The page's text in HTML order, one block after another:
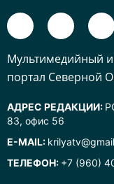
Mультимедийный
портал Северной
АДРЕС РЕДАКЦИИ:
83, офис 56
E-MAIL:
ТЕЛЕФОН: +7 (960)